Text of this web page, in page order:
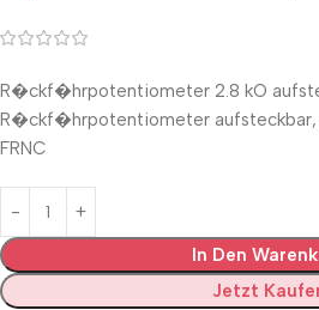
R�ckf�hrpotentiometer 2.8 kO
R�ckf�hrpotentiometer aufsteckbar,
FRNC
In Den
Jetzt